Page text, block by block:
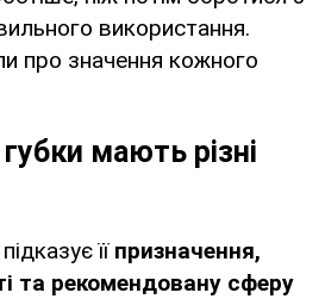
використання.
про значення кожного
мають різні
її призначення,
та рекомендовану сферу